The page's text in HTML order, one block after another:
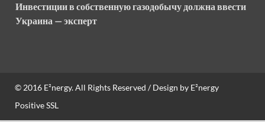
Инвестиции в собственную газодобычу должна ввести
Украина — эксперт
© 2016 E²nergy. All Rights Reserved / Design by E²nergy
Positive SSL